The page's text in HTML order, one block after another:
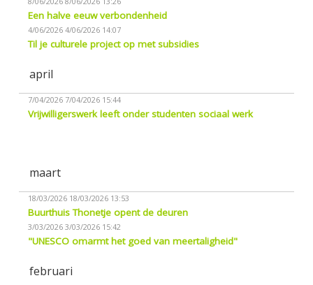
Een halve eeuw verbondenheid
4/06/2026 4/06/2026 14:07
Til je culturele project op met subsidies
april
7/04/2026 7/04/2026 15:44
Vrijwilligerswerk leeft onder studenten sociaal werk
maart
18/03/2026 18/03/2026 13:53
Buurthuis Thonetje opent de deuren
3/03/2026 3/03/2026 15:42
"UNESCO omarmt het goed van meertaligheid"
februari